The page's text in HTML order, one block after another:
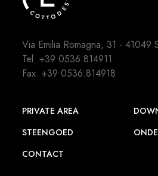
Via Emilia Romagna, 31 - 41049
Tel.+39 0536.814911
Fax. +39 0536.814918
PRIVATE AREA
STEENGOED
CONTACT